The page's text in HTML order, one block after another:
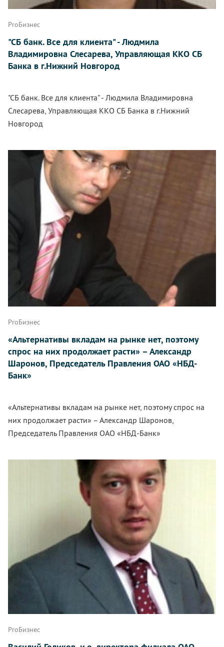
ProБизнес
"СБ банк. Все для клиента" - Людмила
Владимировна Слесарева, Управляющая ККО СБ
Банка в г.Нижний Новгород
"СБ банк. Все для клиента" - Людмила Владимировна
Слесарева, Управляющая ККО СБ Банка в г.Нижний
Новгород
ProБизнес
«Альтернативы вкладам на рынке нет, поэтому
спрос на них продолжает расти» – Александр
Шаронов, Председатель Правления ОАО «НБД-
Банк»
«Альтернативы вкладам на рынке нет, поэтому спрос на
них продолжает расти» – Александр Шаронов,
Председатель Правления ОАО «НБД-Банк»
ProБизнес